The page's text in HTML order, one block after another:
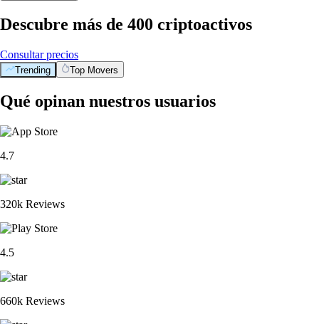
Descubre más de 400 criptoactivos
Consultar precios
Trending Top Movers
Qué opinan nuestros usuarios
4.7
320k Reviews
4.5
660k Reviews